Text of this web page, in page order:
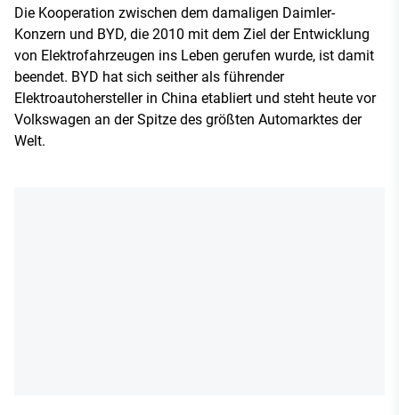
Die Kooperation zwischen dem damaligen Daimler-
Konzern und BYD, die 2010 mit dem Ziel der Entwicklung
von Elektrofahrzeugen ins Leben gerufen wurde, ist damit
beendet. BYD hat sich seither als führender
Elektroautohersteller in China etabliert und steht heute vor
Volkswagen an der Spitze des größten Automarktes der
Welt.